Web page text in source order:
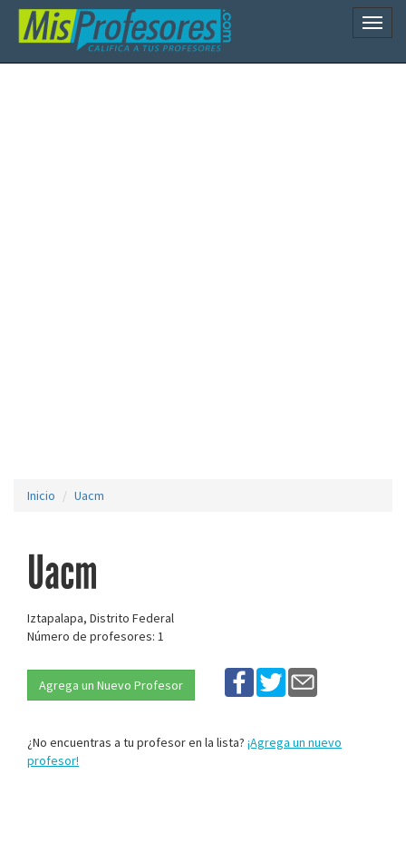
Inicio Uacm
Uacm
Iztapalapa, Distrito Federal
Número de profesores: 1
Agrega un Nuevo Profesor
¿No encuentras a tu profesor en la lista? ¡Agrega un nuevo
profesor!